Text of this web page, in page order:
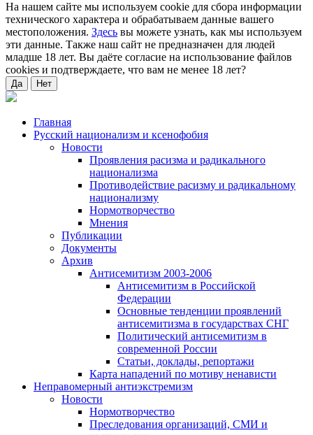
На нашем сайте мы используем cookie для сбора информации
технического характера и обрабатываем данные вашего
местоположения. Здесь вы можете узнать, как мы используем
эти данные. Также наш сайт не предназначен для людей
младше 18 лет. Вы даёте согласие на использование файлов
cookies и подтверждаете, что вам не менее 18 лет?
Да Нет
Главная
Русский национализм и ксенофобия
Новости
Проявления расизма и радикального
национализма
Противодействие расизму и радикальному
национализму
Нормотворчество
Мнения
Публикации
Документы
Архив
Антисемитизм 2003-2006
Антисемитизм в Российской
Федерации
Основные тенденции проявлений
антисемитизма в государствах СНГ
Политический антисемитизм в
современной России
Статьи, доклады, репортажи
Карта нападений по мотиву ненависти
Неправомерный антиэкстремизм
Новости
Нормотворчество
Преследования организаций, СМИ и